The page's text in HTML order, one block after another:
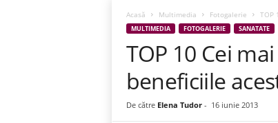
Acasă Multimedia Fotogalerie TOP
MULTIMEDIA FOTOGALERIE SANATATE
TOP 10 Cei
beneficiile
De către Elena Tudor- 16 iunie 2013